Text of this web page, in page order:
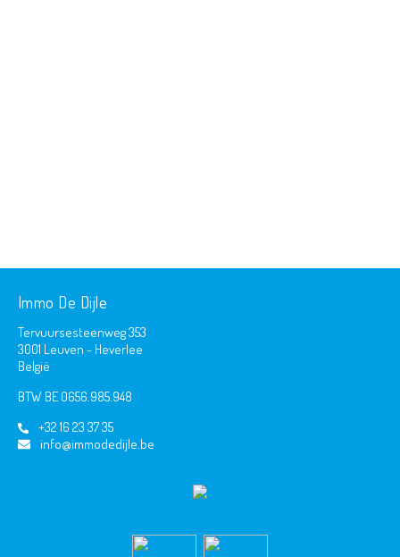
Immo De Dijle
Tervuursesteenweg 353
3001 Leuven - Heverlee
België
BTW BE 0656.985.948
+32 16 23 37 35
info@immodedijle.be